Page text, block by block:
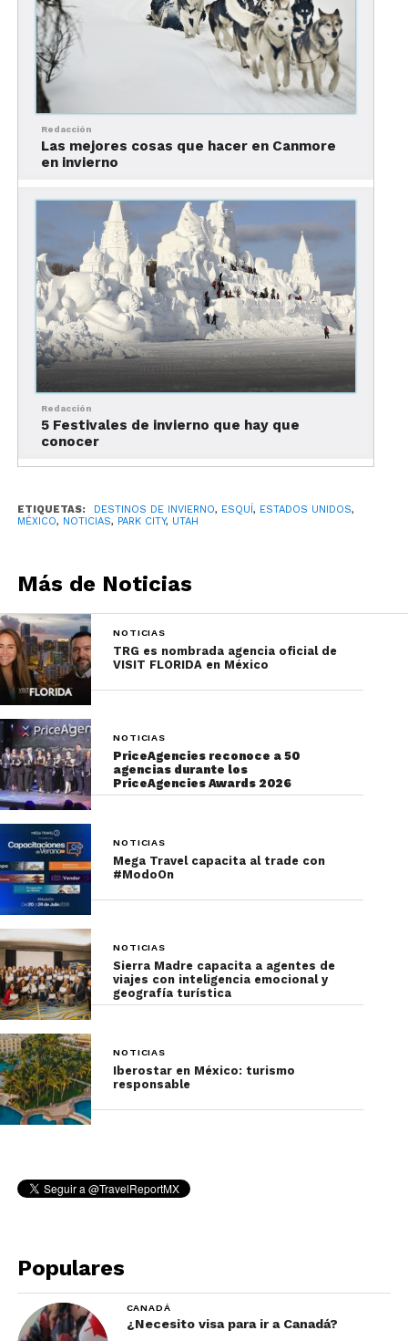
Para más información, visita supágina oficialy
descubre todas las maravillas que Park City Utah
tiene para ti y tus clientes.
Redacción
Las mejores cosas que hacer en Canmore
en invierno
Redacción
5 Festivales de invierno que hay que
conocer
ETIQUETAS: DESTINOS DE INVIERNO, ESQUÍ, ESTADOS UNIDOS,
MÉXICO, NOTICIAS, PARK CITY, UTAH
Más de Noticias
NOTICIAS
TRG es nombrada agencia oficial de
VISIT FLORIDA en México
NOTICIAS
PriceAgencies reconoce a 50
agencias durante los
PriceAgencies Awards 2026
NOTICIAS
Mega Travel capacita al trade con
#ModoOn
NOTICIAS
Sierra Madre capacita a agentes de
viajes con inteligencia emocional y
geografía turística
NOTICIAS
Iberostar en México: turismo
responsable
Populares
CANADÁ
¿Necesito visa para ir a Canadá?